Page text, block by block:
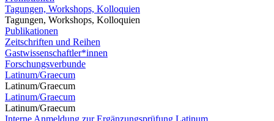
Tagungen, Workshops, Kolloquien
Tagungen, Workshops, Kolloquien
Publikationen
Zeitschriften und Reihen
Gastwissenschaftler*innen
Forschungsverbunde
Latinum/Graecum
Latinum/Graecum
Latinum/Graecum
Latinum/Graecum
Interne Anmeldung zur Ergänzungsprüfung Latinum